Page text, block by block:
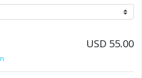
USD 55.00